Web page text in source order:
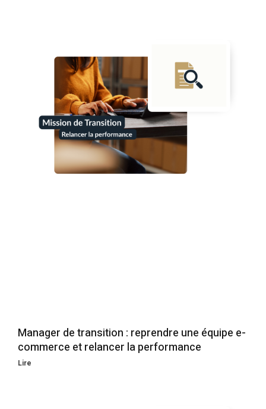
Manager de transition : reprendre une équipe e-
commerce et relancer la performance
Lire